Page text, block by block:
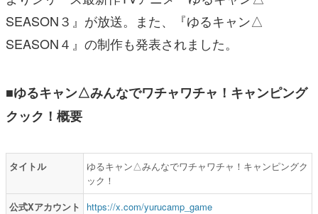
SEASON３』が放送。また、『ゆるキャン△
SEASON４』の制作も発表されました。
■ゆるキャン△みんなでワチャワチャ！キャンピング
クック！概要
タイトル
ゆるキャン△みんなでワチャワチャ！キャンピングク
ック！
公式Xアカウント
https://x.com/yurucamp_game